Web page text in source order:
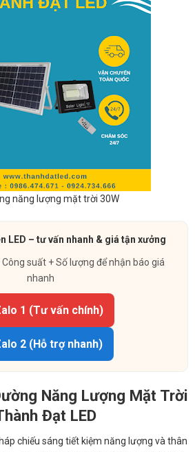
năng lượng mặt trời 30W
LED – tư vấn nhanh & giá tận xưởng
Công suất + Số lượng để nhận báo giá
nhanh
1 (Tư vấn chính)
2 (Hỗ trợ nhanh)
Năng Lượng Mặt Trời
Đạt LED
chiếu sáng tiết kiệm năng lượng và thân